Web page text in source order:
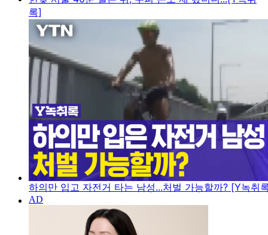
록]
하의만 입고 자전거 타는 남성...처벌 가능할까? [Y녹취